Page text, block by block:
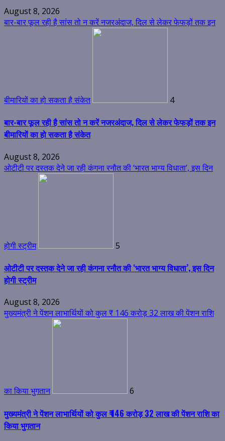
August 8, 2026
बार-बार फूल रही है सांस तो न करें नजरअंदाज, दिल से लेकर फेफड़ों तक इन
बीमारियों का हो सकता है संकेत 4
बार-बार फूल रही है सांस तो न करें नजरअंदाज, दिल से लेकर फेफड़ों तक इन
बीमारियों का हो सकता है संकेत
August 8, 2026
ओटीटी पर दस्तक देने जा रही कंगना रनौत की ‘भारत भाग्य विधाता’, इस दिन
होगी स्ट्रीम 5
ओटीटी पर दस्तक देने जा रही कंगना रनौत की ‘भारत भाग्य विधाता’, इस दिन
होगी स्ट्रीम
August 8, 2026
मुख्यमंत्री ने पेंशन लाभार्थियों को कुल ₹ 146 करोड़ 32 लाख की पेंशन राशि
का किया भुगतान 6
मुख्यमंत्री ने पेंशन लाभार्थियों को कुल ₹ 146 करोड़ 32 लाख की पेंशन राशि का
किया भुगतान